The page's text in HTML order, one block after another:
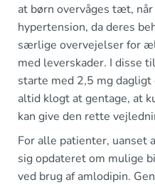
at børn overvåges tæt,
hypertension, da deres
særlige overvejelser for
med leverskader. I disse
starte med 2,5 mg
altid klogt at gentage, at
kan give den rette
For alle patienter, uanset
sig opdateret om mulige
ved brug af amlodipin.